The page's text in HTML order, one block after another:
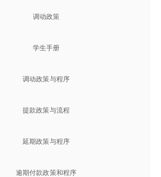
调动政策
学生手册
调动政策与程序
提款政策与流程
延期政策与程序
逾期付款政策和程序